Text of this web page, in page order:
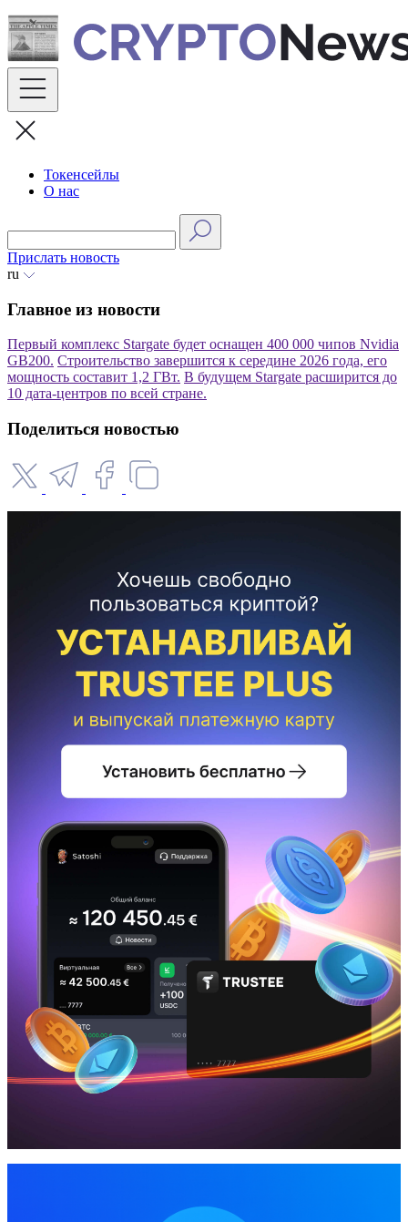
Skip
to
content
Токенсейлы
О нас
Прислать новость
ru
Главное из новости
Первый комплекс Stargate будет оснащен 400 000 чипов Nvidia
GB200. Строительство завершится к середине 2026 года, его
мощность составит 1,2 ГВт. В будущем Stargate расширится до
10 дата-центров по всей стране.
Поделиться новостью